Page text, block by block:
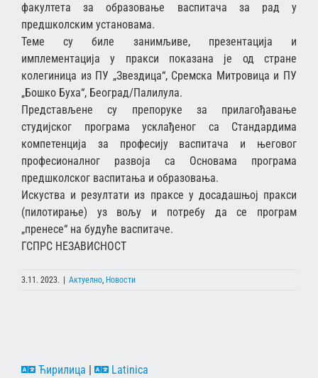
факултета за образовање васпитача за рад у
предшколским установама.
Теме су биле занимљиве, презентација и
имплементација у пракси показана је од стране
колегиница из ПУ „Звездица“, Сремска Митровица и ПУ
„Бошко Буха“, Београд/Палилула.
Представљене су препоруке за прилагођавање
студијског програма усклађеног са Стандардима
компетенција за професију васпитача и његовог
професионалног развоја са Основама програма
предшколског васпитања и образовања.
Искуства и резултати из праксе у досадашњој пракси
(пилотирање) уз вољу и потребу да се програм
„пренесе“ на будуће васпитаче.
ГСПРС НЕЗАВИСНОСТ
3.11. 2023. Актуелно, Новости
Ћирилица | Latinica